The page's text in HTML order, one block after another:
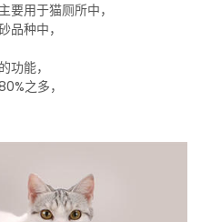
要用于猫厕所中，
品种中，
功能，
之多，